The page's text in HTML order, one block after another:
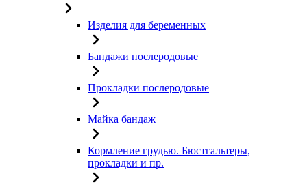
Изделия для беременных
Бандажи послеродовые
Прокладки послеродовые
Майка бандаж
Кормление грудью. Бюстгальтеры,
прокладки и пр.